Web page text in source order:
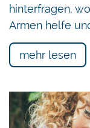
hinterfragen,
Armen helfe
mehr lesen